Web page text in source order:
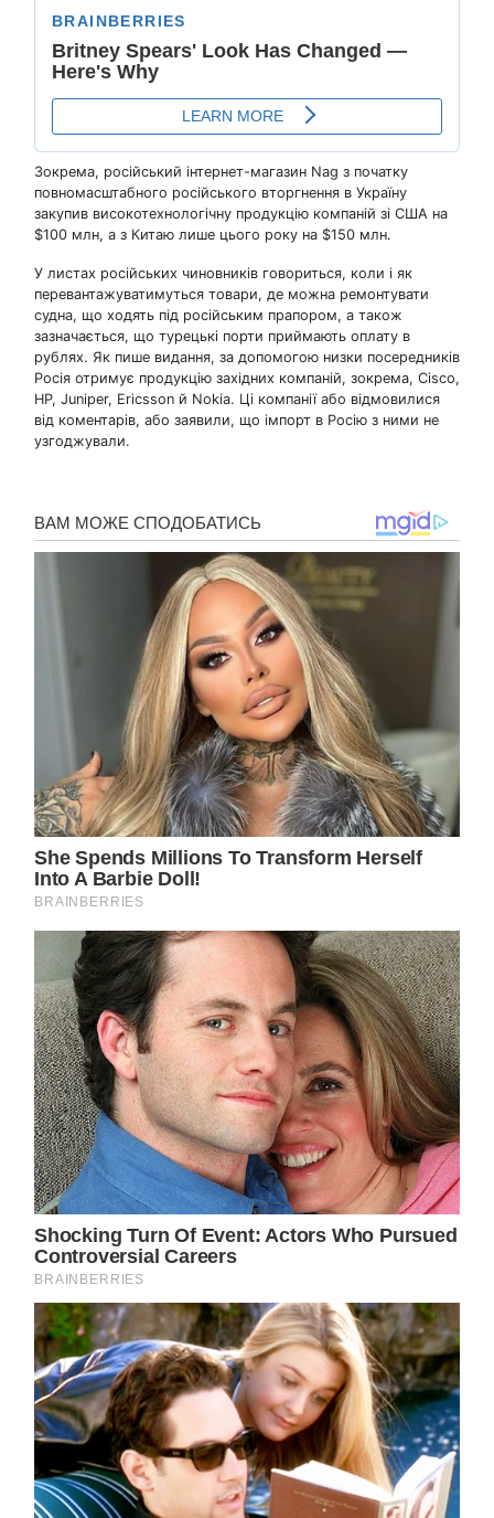
Зокрема, російський інтернет-магазин Nag з початку
повномасштабного російського вторгнення в Україну
закупив високотехнологічну продукцію компаній зі США на
$100 млн, а з Китаю лише цього року на $150 млн.
У листах російських чиновників говориться, коли і як
перевантажуватимуться товари, де можна ремонтувати
судна, що ходять під російським прапором, а також
зазначається, що турецькі порти приймають оплату в
рублях. Як пише видання, за допомогою низки посередників
Росія отримує продукцію західних компаній, зокрема, Cisco,
HP, Juniper, Ericsson й Nokia. Ці компанії або відмовилися
від коментарів, або заявили, що імпорт в Росію з ними не
узгоджували.